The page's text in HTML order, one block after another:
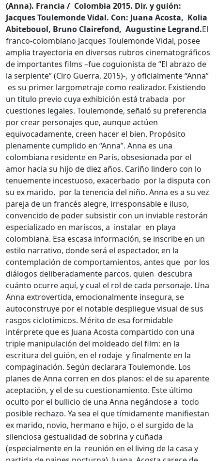
(Anna). Francia / Colombia 2015. Dir. y guión:
Jacques Toulemonde Vidal. Con: Juana Acosta, Kolia
Abitebouol, Bruno Clairefond, Augustine Legrand.El
franco-colombiano Jacques Toulemonde Vidal, posee
amplia trayectoria en diversos rubros cinematográficos
de importantes films –fue coguionista de “El abrazo de
la serpiente” (Ciro Guerra, 2015)-, y oficialmente “Anna”
es su primer largometraje como realizador. Existiendo
un título previo cuya exhibición está trabada por
cuestiones legales. Toulemonde, señaló su preferencia
por crear personajes que, aunque actúen
equivocadamente, creen hacer el bien. Propósito
plenamente cumplido en “Anna”. Anna es una
colombiana residente en París, obsesionada por el
amor hacia su hijo de diez años. Cariño lindero con lo
tenuemente incestuoso, exacerbado por la disputa con
su ex marido, por la tenencia del niño. Anna es a su vez
pareja de un francés alegre, irresponsable e iluso,
convencido de poder subsistir con un inviable restorán
especializado en mariscos, a instalar en playa
colombiana. Esa escasa información, se inscribe en un
estilo narrativo, donde será el espectador, en la
contemplación de comportamientos, antes que por los
diálogos deliberadamente parcos, quien descubra
cuánto ocurre aquí, y cual el rol de cada personaje. Una
Anna extrovertida, emocionalmente insegura, se
autoconstruye por el notable despliegue visual de sus
rasgos ciclotímicos. Mérito de esa formidable
intérprete que es Juana Acosta compartido con una
triple manipulación del moldeado del film: en la
escritura del guión, en el rodaje y finalmente en la
compaginación. Según declarara Toulemonde. Los
planes de Anna corren en dos planos: el de su aparente
aceptación, y el de su cuestionamiento. Este último
oculto por el bullicio de una Anna negándose a todo
posible rechazo. Ya sea el que tímidamente manifiestan
ex marido, novio, hermano e hijo, o el surgido de la
silenciosa gestualidad de sobrina y cuñada
(especialmente en la reunión en el living de la casa y